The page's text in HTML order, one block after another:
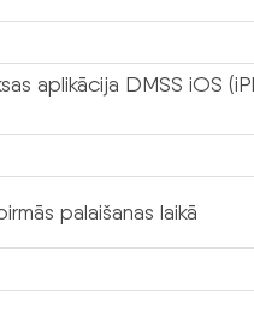
aplikācija DMSS iOS
palaišanas laikā